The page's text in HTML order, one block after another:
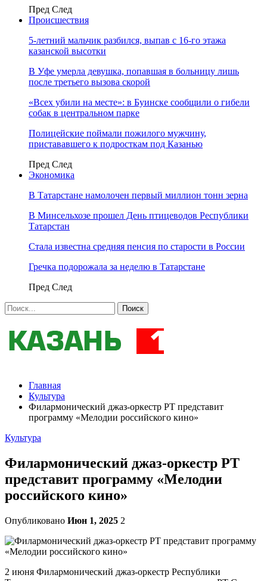
Пред След
Происшествия
5-летний мальчик разбился, выпав с 16-го этажа
казанской высотки
В Уфе умерла девушка, попавшая в больницу лишь
после третьего вызова скорой
«Всех убили на месте»: в Буинске сообщили о гибели
собак в центральном парке
Полицейские поймали пожилого мужчину,
пристававшего к подросткам под Казанью
Пред След
Экономика
В Татарстане намолочен первый миллион тонн зерна
В Минсельхозе прошел День птицеводов Республики
Татарстан
Стала известна средняя пенсия по старости в России
Гречка подорожала за неделю в Татарстане
Пред След
Главная
Культура
Филармонический джаз-оркестр РТ представит
программу «Мелодии российского кино»
Культура
Филармонический джаз-оркестр РТ
представит программу «Мелодии
российского кино»
Опубликовано Июн 1, 2025 2
2 июня Филармонический джаз-оркестр Республики